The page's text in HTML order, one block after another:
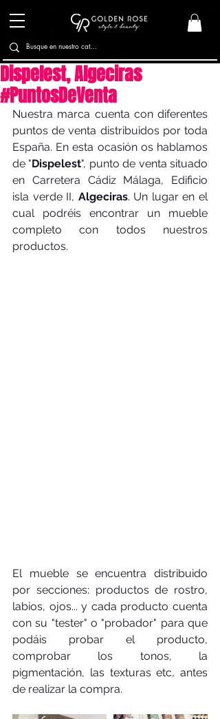
Dispelest, Algeciras
#PuntosDeVenta
Nuestra marca cuenta con diferentes
puntos de venta distribuidos por toda
España. En esta ocasión os hablamos
de "Dispelest", punto de venta situado
en Carretera Cádiz Málaga, Edificio
isla verde II, Algeciras. Un lugar en el
cual podréis encontrar un mueble
completo con todos nuestros
productos.
El mueble se encuentra distribuido
por secciones: productos de rostro,
labios, ojos... y cada producto cuenta
con su "tester" o "probador" para que
podáis probar el producto,
comprobar los tonos, la
pigmentación, las texturas etc, antes
de realizar la compra.